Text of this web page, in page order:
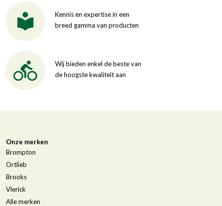
Kennis en expertise in een
breed gamma van producten
Wij bieden enkel de beste van
de hoogste kwaliteit aan
Onze merken
Brompton
Ortlieb
Brooks
Vlerick
Alle merken